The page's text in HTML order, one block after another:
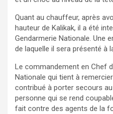
Quant au chauffeur, après
hauteur de Kalikak, il a été
Gendarmerie Nationale. Une
de laquelle il sera présenté à
Le commandement en Chef
Nationale qui tient à
contribué à porter secours
personne qui se rend
fait contre des agents de la